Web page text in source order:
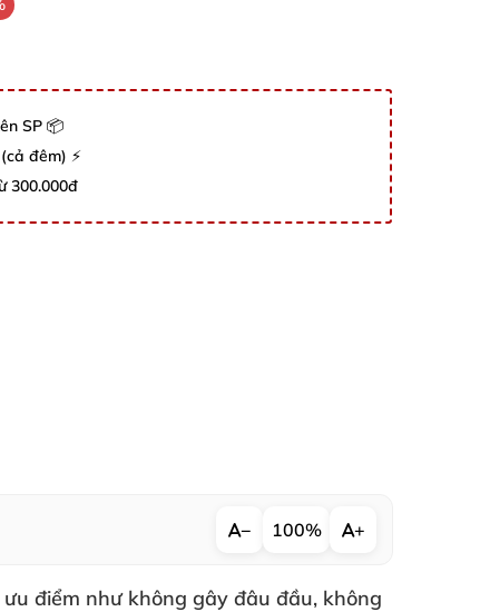
SP 📦
đêm) ⚡
300.000đ
− 100% +
điểm như không gây đâu đầu, không